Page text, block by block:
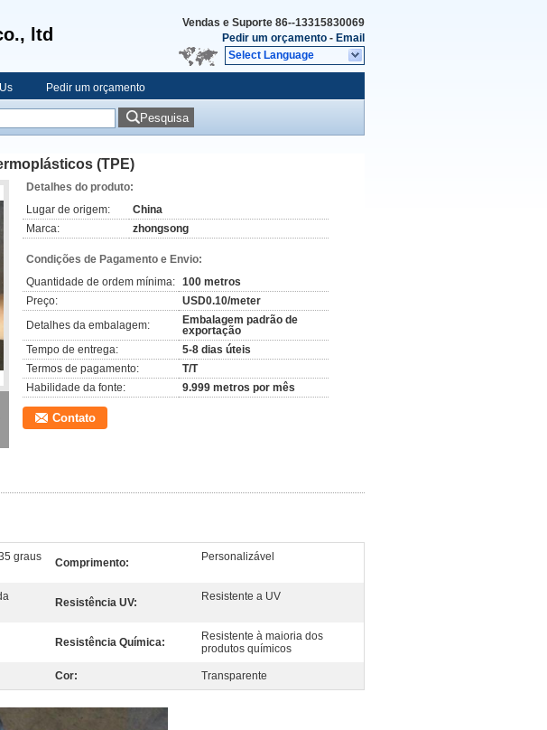
ltd
Vendas e Suporte 86--13315830069
Pedir um orçamento - Email
Select Language
Pedir um orçamento
Pesquisa
(TPE)
Detalhes do produto:
Lugar de origem:
China
Marca:
zhongsong
Condições de Pagamento e Envio:
Quantidade de ordem mínima: 100 metros
Preço:
USD0.10/meter
Detalhes da embalagem:
Embalagem padrão de
exportação
Tempo de entrega:
5-8 dias úteis
Termos de pagamento:
T/T
Habilidade da fonte:
9.999 metros por mês
Contato
graus
Comprimento: Personalizável
Resistência UV: Resistente a UV
Resistência Química:
Resistente à maioria dos
produtos químicos
Cor: Transparente